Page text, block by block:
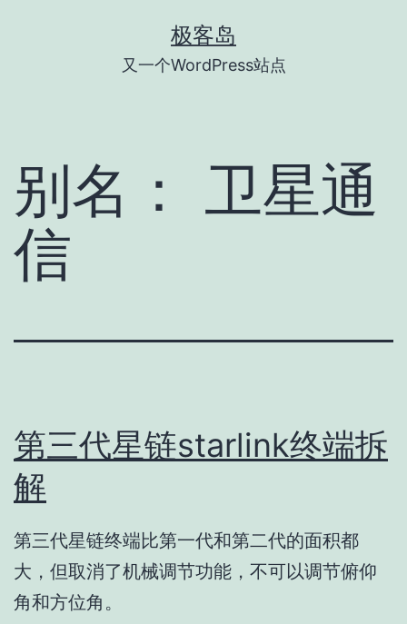
极客岛
又一个WordPress站点
别名： 卫星通
信
第三代星链starlink终端拆
解
第三代星链终端比第一代和第二代的面积都
大，但取消了机械调节功能，不可以调节俯仰
角和方位角。